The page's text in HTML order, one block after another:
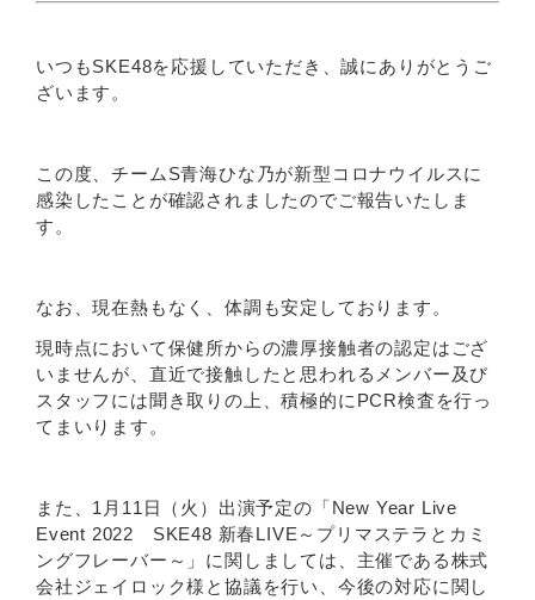
いつもSKE48を応援していただき、誠にありがとうご
ざいます。
この度、チームS青海ひな乃が新型コロナウイルスに
感染したことが確認されましたのでご報告いたしま
す。
なお、現在熱もなく、体調も安定しております。
現時点において保健所からの濃厚接触者の認定はござ
いませんが、直近で接触したと思われるメンバー及び
スタッフには聞き取りの上、積極的にPCR検査を行っ
てまいります。
また、1月11日（火）出演予定の「New Year Live
Event 2022 SKE48 新春LIVE～プリマステラとカミ
ングフレーバー～」に関しましては、主催である株式
会社ジェイロック様と協議を行い、今後の対応に関し